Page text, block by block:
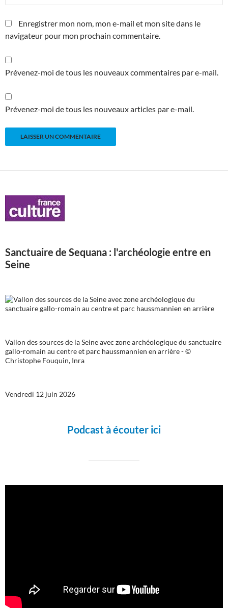
Enregistrer mon nom, mon e-mail et mon site dans le
navigateur pour mon prochain commentaire.
Prévenez-moi de tous les nouveaux commentaires par e-mail.
Prévenez-moi de tous les nouveaux articles par e-mail.
Sanctuaire de Sequana : l'archéologie entre en
Seine
Vallon des sources de la Seine avec zone archéologique du sanctuaire
gallo-romain au centre et parc haussmannien en arrière - ©
Christophe Fouquin, Inra
Vendredi 12 juin 2026
Podcast à écouter ici